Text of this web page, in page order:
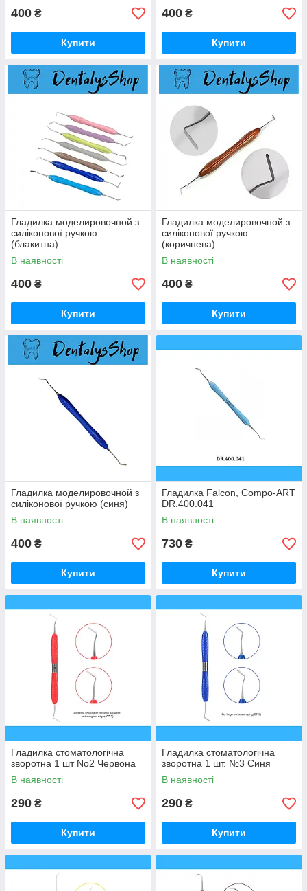
400 ₴
Купити
400 ₴
Купити
Гладилка моделировочной з
силіконової ручкою
(блакитна)
В наявності
400 ₴
Купити
Гладилка моделировочной з
силіконової ручкою
(коричнева)
В наявності
400 ₴
Купити
Гладилка моделировочной з
силіконової ручкою (синя)
В наявності
400 ₴
Купити
Гладилка Falcon, Compo-ART
DR.400.041
В наявності
730 ₴
Купити
Гладилка стоматологічна
зворотна 1 шт No2 Червона
В наявності
290 ₴
Купити
Гладилка стоматологічна
зворотна 1 шт. №3 Синя
В наявності
290 ₴
Купити